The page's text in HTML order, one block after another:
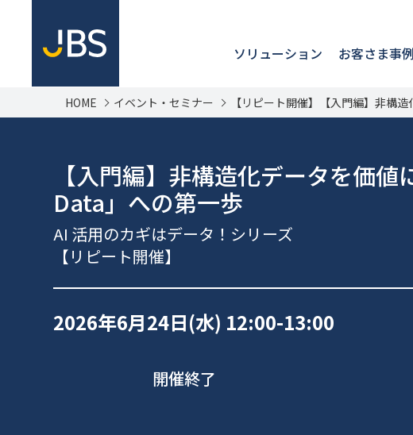
ソリューション お客さま事例
HOME イベント・セミナー 【リピート開催】【入門編】非構
【入門編】非構造化データを価
Data」への第一歩
AI 活用のカギはデータ！シリーズ
【リピート開催】
2026年6月24日(水) 12:00-13:00
開催終了